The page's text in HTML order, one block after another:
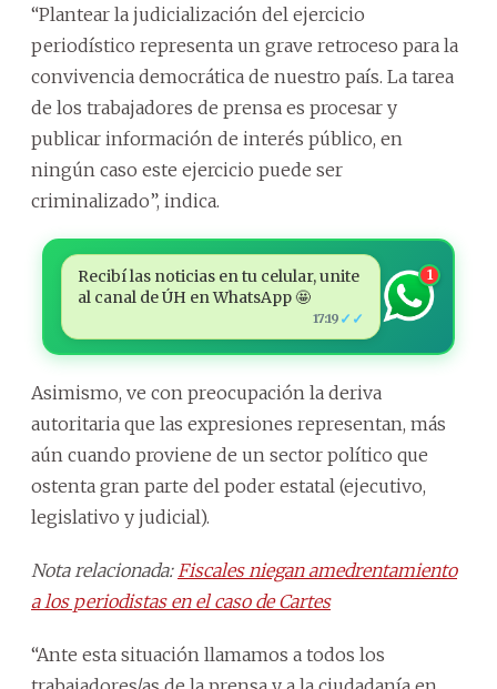
“Plantear la judicialización del ejercicio
periodístico representa un grave retroceso para la
convivencia democrática de nuestro país. La tarea
de los trabajadores de prensa es procesar y
publicar información de interés público, en
ningún caso este ejercicio puede ser
criminalizado”, indica.
Recibí las noticias en tu celular, unite
al canal de ÚH en WhatsApp 🤩
17:19 ✓✓
1
Asimismo, ve con preocupación la deriva
autoritaria que las expresiones representan, más
aún cuando proviene de un sector político que
ostenta gran parte del poder estatal (ejecutivo,
legislativo y judicial).
Nota relacionada: Fiscales niegan amedrentamiento
a los periodistas en el caso de Cartes
“Ante esta situación llamamos a todos los